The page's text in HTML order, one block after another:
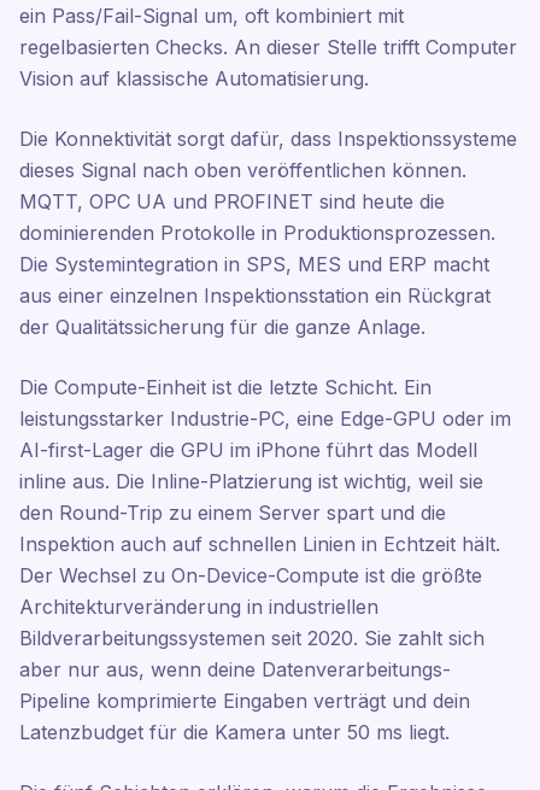
ein Pass/Fail-Signal um, oft kombiniert mit
regelbasierten Checks. An dieser Stelle trifft Computer
Vision auf klassische Automatisierung.
Die Konnektivität sorgt dafür, dass Inspektionssysteme
dieses Signal nach oben veröffentlichen können.
MQTT, OPC UA und PROFINET sind heute die
dominierenden Protokolle in Produktionsprozessen.
Die Systemintegration in SPS, MES und ERP macht
aus einer einzelnen Inspektionsstation ein Rückgrat
der Qualitätssicherung für die ganze Anlage.
Die Compute-Einheit ist die letzte Schicht. Ein
leistungsstarker Industrie-PC, eine Edge-GPU oder im
AI-first-Lager die GPU im iPhone führt das Modell
inline aus. Die Inline-Platzierung ist wichtig, weil sie
den Round-Trip zu einem Server spart und die
Inspektion auch auf schnellen Linien in Echtzeit hält.
Der Wechsel zu On-Device-Compute ist die größte
Architekturveränderung in industriellen
Bildverarbeitungssystemen seit 2020. Sie zahlt sich
aber nur aus, wenn deine Datenverarbeitungs-
Pipeline komprimierte Eingaben verträgt und dein
Latenzbudget für die Kamera unter 50 ms liegt.